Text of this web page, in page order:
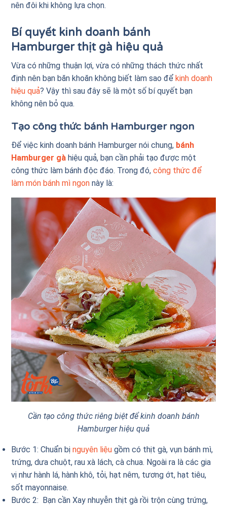
nên đôi khi không lựa chọn.
Bí quyết kinh doanh bánh
Hamburger thịt gà hiệu quả
Vừa có những thuận lợi, vừa có những thách thức nhất
định nên bạn băn khoăn không biết làm sao đểkinh doanh
hiệu quả? Vậy thì sau đây sẽ là một số bí quyết bạn
không nên bỏ qua.
Tạo công thức bánh Hamburger ngon
Để việc kinh doanh bánh Hamburger nói chung, bánh
Hamburger gà hiệu quả, bạn cần phải tạo được một
công thức làm bánh độc đáo. Trong đó,công thức để
làm món bánh mì ngon này là:
Cần tạo công thức riêng biệt để kinh doanh bánh
Hamburger hiệu quả
Bước 1: Chuẩn bịnguyên liệu gồm có thịt gà, vụn bánh mì,
trứng, dưa chuột, rau xà lách, cà chua. Ngoài ra là các gia
vị như hành lá, hành khô, tỏi, hạt nêm, tương ớt, hạt tiêu,
sốt mayonnaise.
Bước 2: Bạn cần Xay nhuyễn thịt gà rồi trộn cùng trứng,